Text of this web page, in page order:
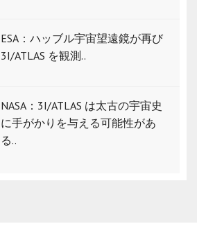
ESA：ハッブル宇宙望遠鏡が再び
3I/ATLAS を観測..
NASA：3I/ATLAS は太古の宇宙史
に手がかりを与える可能性があ
る..